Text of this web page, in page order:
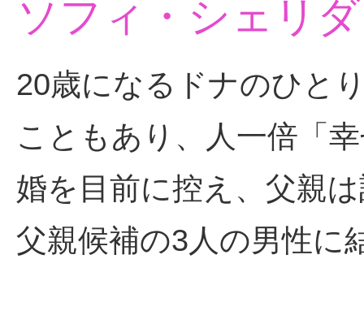
ソフィ・シェリ
20歳になるドナのひと
こともあり、人一倍「
婚を目前に控え、父親
父親候補の3人の男性に